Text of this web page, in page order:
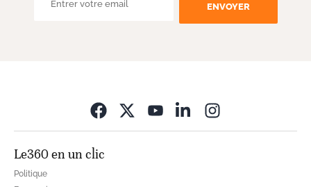
ENVOYER
Le360 en un clic
Politique